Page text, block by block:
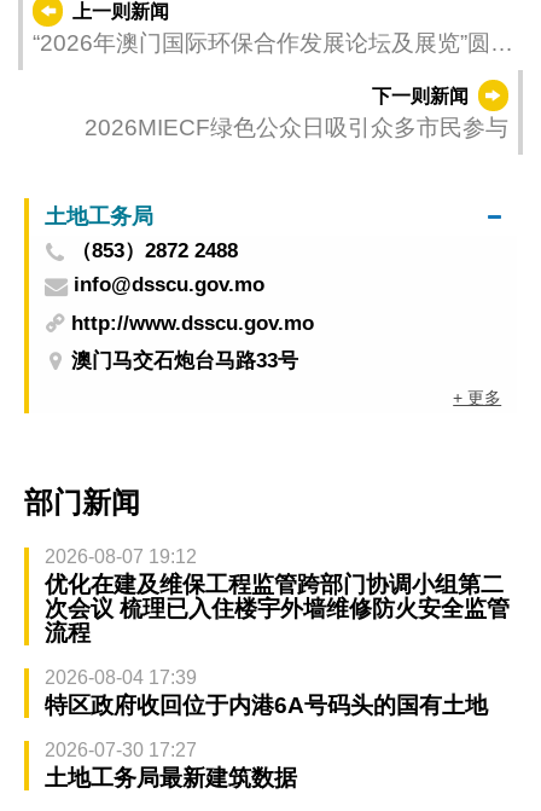
上一则新闻
“2026年澳门国际环保合作发展论坛及展览”圆满
闭幕 近30场高规格专题活动 绿色成果超预期
下一则新闻
2026MIECF绿色公众日吸引众多市民参与
土地工务局
（853）2872 2488
info@dsscu.gov.mo
http://www.dsscu.gov.mo
澳门马交石炮台马路33号
+ 更多
部门新闻
2026-08-07 19:12
优化在建及维保工程监管跨部门协调小组第二
次会议 梳理已入住楼宇外墙维修防火安全监管
流程
2026-08-04 17:39
特区政府收回位于内港6A号码头的国有土地
2026-07-30 17:27
土地工务局最新建筑数据